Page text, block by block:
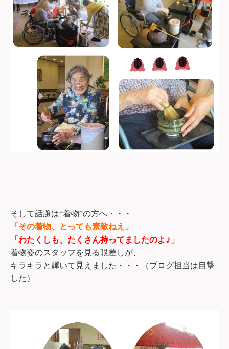
そして話題は“着物”の方へ・・・
「その着物、とっても素敵ねえ」
「わたくしも、たくさん持ってましたのよ♪」
着物姿のスタッフを見る眼差しが、
キラキラと輝いて見えました・・・（ブログ担当は目撃
した）